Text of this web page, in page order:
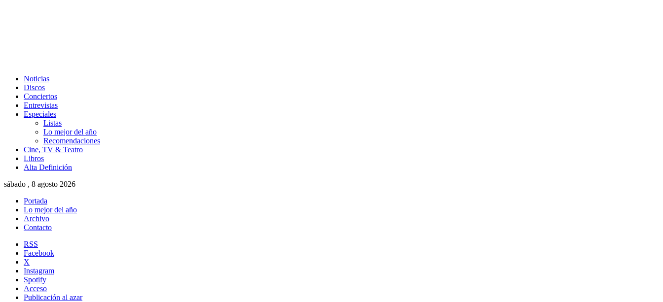
Noticias
Discos
Conciertos
Entrevistas
Especiales
Listas
Lo mejor del año
Recomendaciones
Cine, TV & Teatro
Libros
Alta Definición
sábado , 8 agosto 2026
Portada
Lo mejor del año
Archivo
Contacto
RSS
Facebook
X
Instagram
Spotify
Acceso
Publicación al azar